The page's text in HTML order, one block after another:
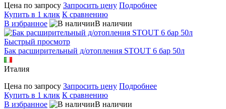
Цена по запросу Запросить цену Подробнее
Купить в 1 клик К сравнению
В избранное
В наличии
Быстрый просмотр
Бак расширительный д/отопления STOUT 6 бар 50л
Италия
Цена по запросу Запросить цену Подробнее
Купить в 1 клик К сравнению
В избранное
В наличии